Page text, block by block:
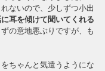
ないので、少しずつ小出
耳を傾けて聞いてくれる
の意地悪ぶりですが、も
ちゃんと気遣うようにな